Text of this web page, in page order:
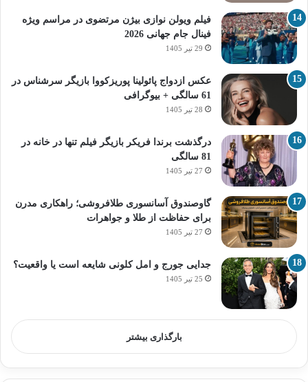
فیلم ویولن نوازی بیژن مرتضوی در مراسم ویژه
فینال جام جهانی 2026
29 تیر 1405
عکس ازدواج پائولینا پوریزکووا بازیگر سرشناس در
61 سالگی + بیوگرافی
28 تیر 1405
درگذشت برندا فریکر بازیگر فیلم تنها در خانه در
81 سالگی
27 تیر 1405
گاوصندوق آسانسوری طلافروشی؛ راهکاری مدرن
برای حفاظت از طلا و جواهرات
27 تیر 1405
جدایی جورج و امل کلونی شایعه است یا واقعیت؟
25 تیر 1405
بارگذاری بیشتر